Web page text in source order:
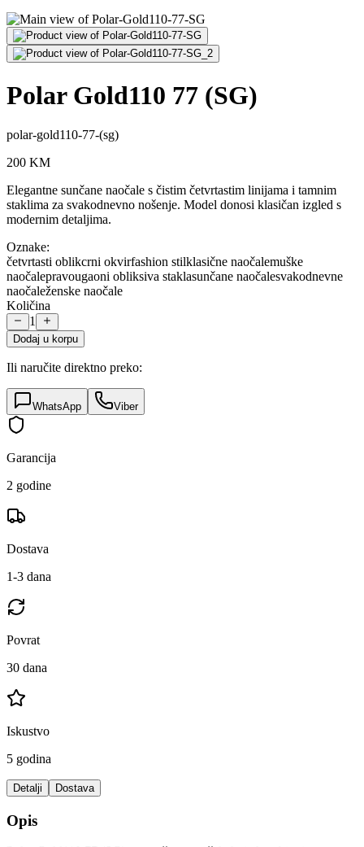
Polar Gold110 77 (SG)
polar-gold110-77-(sg)
200 KM
Elegantne sunčane naočale s čistim četvrtastim linijama i tamnim
staklima za svakodnevno nošenje. Model donosi klasičan izgled s
modernim detaljima.
Oznake:
četvrtasti oblikcrni okvirfashion stilklasične naočalemuške
naočalepravougaoni obliksiva staklasunčane naočalesvakodnevne
naočaleženske naočale
Količina
1
Dodaj u korpu
Ili naručite direktno preko:
WhatsApp Viber
Garancija
2 godine
Dostava
1-3 dana
Povrat
30 dana
Iskustvo
5 godina
Detalji Dostava
Opis